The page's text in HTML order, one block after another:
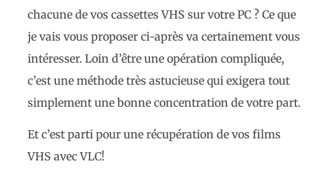
chacune de vos cassettes VHS sur votre PC ? Ce que
je vais vous proposer ci-après va certainement vous
intéresser. Loin d’être une opération compliquée,
c’est une méthode très astucieuse qui exigera tout
simplement une bonne concentration de votre part.
Et c’est parti pour une récupération de vos films
VHS avec VLC!